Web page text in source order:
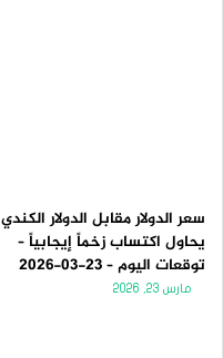
سعر الدولار مقابل الدولار الكندي
يحاول اكتساب زخماً إيجابياً –
توقعات اليوم – 23-03-2026
مارس 23, 2026